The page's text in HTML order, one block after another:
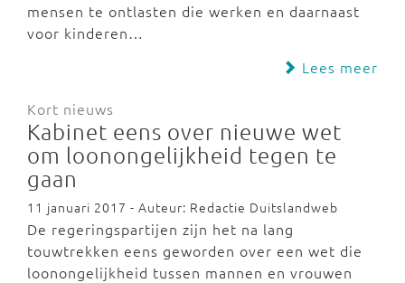
mensen te ontlasten die werken en daarnaast
voor kinderen…
Lees meer
Kort nieuws
Kabinet eens over nieuwe wet
om loonongelijkheid tegen te
gaan
11 januari 2017 - Auteur: Redactie Duitslandweb
De regeringspartijen zijn het na lang
touwtrekken eens geworden over een wet die
loonongelijkheid tussen mannen en vrouwen